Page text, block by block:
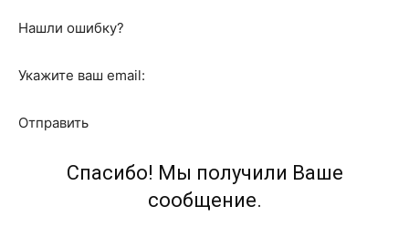
Нашли ошибку?
Укажите ваш email:
Отправить
Спасибо! Мы получили Ваше
сообщение.